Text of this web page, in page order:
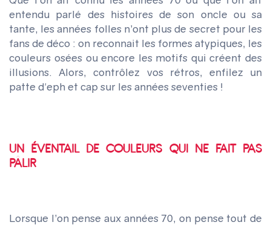
entendu parlé des histoires de son oncle ou sa
tante, les années folles n’ont plus de secret pour les
fans de déco : on reconnait les formes atypiques, les
couleurs osées ou encore les motifs qui créent des
illusions. Alors, contrôlez vos rétros, enfilez un
patte d'eph et cap sur les années seventies !
UN ÉVENTAIL DE COULEURS QUI NE FAIT PAS
PÂLIR
Lorsque l’on pense aux années 70, on pense tout de